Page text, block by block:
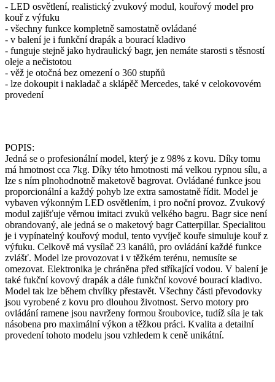
- LED osvětlení, realistický zvukový modul, kouřový model pro
kouř z výfuku
- všechny funkce kompletně samostatně ovládané
- v balení je i funkční drapák a bourací kladivo
- funguje stejně jako hydraulický bagr, jen nemáte starosti s těsností
oleje a nečistotou
- věž je otočná bez omezení o 360 stupňů
- lze dokoupit i nakladač a sklápěč Mercedes, také v celokovovém
provedení
POPIS:
Jedná se o profesionální model, který je z 98% z kovu. Díky tomu
má hmotnost cca 7kg. Díky této hmotnosti má velkou rypnou sílu, a
lze s ním plnohodnotně maketově bagrovat. Ovládané funkce jsou
proporcionální a každý pohyb lze extra samostatně řídit. Model je
vybaven výkonným LED osvětlením, i pro noční provoz. Zvukový
modul zajišťuje věrnou imitaci zvuků velkého bagru. Bagr sice není
obrandovaný, ale jedná se o maketový bagr Catterpillar. Specialitou
je i vypínatelný kouřový modul, tento vyvíječ kouře simuluje kouř z
výfuku. Celkově má vysílač 23 kanálů, pro ovládání každé funkce
zvlášť. Model lze provozovat i v těžkém terénu, nemusíte se
omezovat. Elektronika je chráněna před stříkající vodou. V balení je
také fukční kovový drapák a dále funkční kovové bourací kladivo.
Model tak lze během chvílky přestavět. Všechny části převodovky
jsou vyrobené z kovu pro dlouhou životnost. Servo motory pro
ovládání ramene jsou navrženy formou šroubovice, tudíž síla je tak
násobena pro maximální výkon a těžkou práci. Kvalita a detailní
provedení tohoto modelu jsou vzhledem k ceně unikátní.